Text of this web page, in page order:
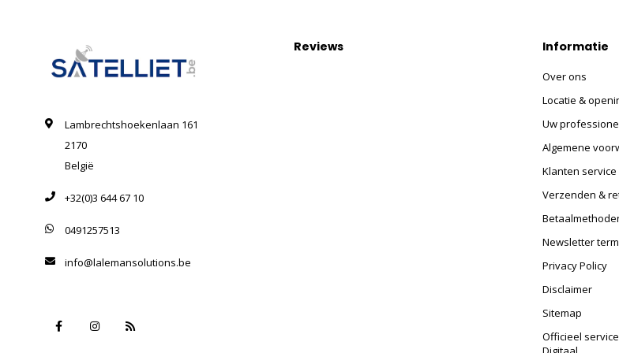
Lambrechtshoekenlaan 161
2170
België
+32(0)3 644 67 10
0491257513
info@lalemansolutions.be
Reviews Informatie
Over ons
Locatie &
Uw
Algemene
Klanten service
Verzenden &
Newsletter
Privacy Policy
Disclaimer
Sitemap
Officieel